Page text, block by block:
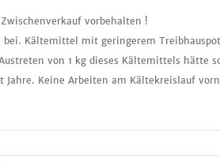
vorbehalten !
Kältemittel mit geringerem
von 1 kg dieses Kältemittels hätte
Jahre. Keine Arbeiten am Kältekreislauf